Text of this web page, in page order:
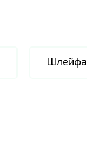
Шлейфа